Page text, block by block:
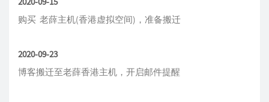
购买 老薛主机(香港虚拟空间)，准备搬迁
2020-09-23
博客搬迁至老薛香港主机，开启邮件提醒